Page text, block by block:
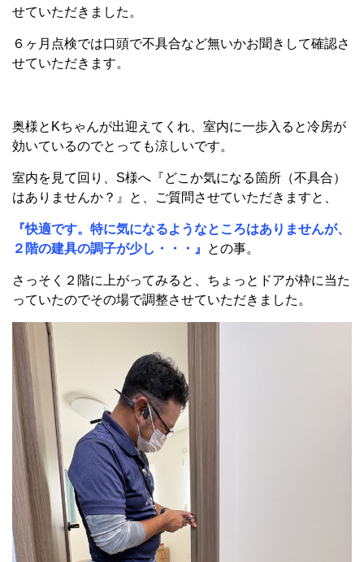
せていただきました。
６ヶ月点検では口頭で不具合など無いかお聞きして確認さ
せていただきます。
奥様とKちゃんが出迎えてくれ、室内に一歩入ると冷房が
効いているのでとっても涼しいです。
室内を見て回り、S様へ『どこか気になる箇所（不具合）
はありませんか？』と、ご質問させていただきますと、
『快適です。特に気になるようなところはありませんが、
２階の建具の調子が少し・・・』
との事。
さっそく２階に上がってみると、ちょっとドアが枠に当た
っていたのでその場で調整させていただきました。